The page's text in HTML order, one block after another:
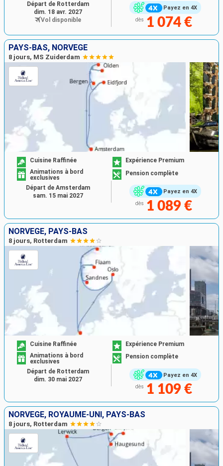
Payez en 4X
dès 1 074 €
Départ de Rotterdam
dim. 18 avr. 2027
Vol disponible
PAYS-BAS, NORVÈGE
8 jours, MS Zuiderdam
Payez en 4X
Cuisine Raffinée
Expérience Premium
Animations à bord
exclusives
Pension complète
dès 1 089 €
Départ de Amsterdam
sam. 15 mai 2027
NORVÈGE, PAYS-BAS
8 jours, Rotterdam
Payez en 4X
Cuisine Raffinée
Expérience Premium
Animations à bord
exclusives
Pension complète
dès 1 109 €
Départ de Rotterdam
dim. 30 mai 2027
NORVÈGE, ROYAUME-UNI, PAYS-BAS
8 jours, Rotterdam